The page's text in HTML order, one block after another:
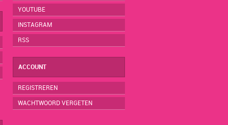
YOUTUBE
INSTAGRAM
RSS
ACCOUNT
REGISTREREN
WACHTWOORD VERGETEN